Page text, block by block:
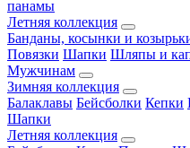
панамы
Летняя коллекция
Банданы, косынки и
Повязки Шапки Шляпы и
Мужчинам
Зимняя коллекция
Балаклавы Бейсболки Кепки
Шапки
Летняя коллекция